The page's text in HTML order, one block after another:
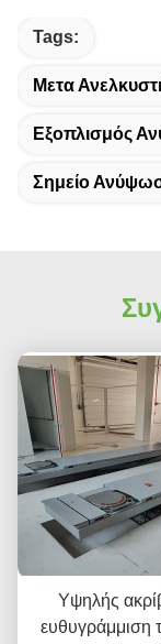
Tags:
Μετα
Εξοπλισμός
Σημείο
Υψηλής
ευθυγράμμιση